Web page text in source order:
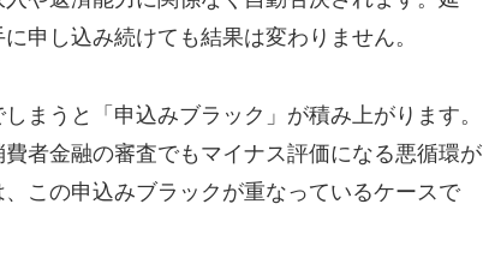
申し込み続けても結果は変わりません。
まうと「申込みブラック」が積み上がります。
者金融の審査でもマイナス評価になる悪循環が
この申込みブラックが重なっているケースで